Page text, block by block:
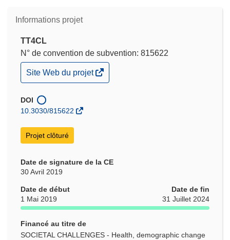
Informations projet
TT4CL
N° de convention de subvention: 815622
(s’ouvre
dans
nouvelle
fenêtre)
Site Web du projet
DOI
10.3030/815622
Projet clôturé
Date de signature de la CE
30 Avril 2019
Date de début
1 Mai 2019
Date de fin
31 Juillet 2024
Financé au titre de
SOCIETAL CHALLENGES - Health, demographic change